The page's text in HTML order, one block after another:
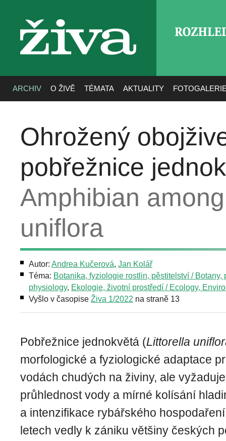
živa
ARCHIV O ŽIVĚ TÉMATA AKTUALITY
Ohrožený
pobřežnice
Amphibian
uniflora
Autor: Andrea Kučerová, Jan Kolář
Téma: Botanika, fyziologie rostlin, pěstitelství / Botany,
physiology, Ekologie, životní prostředí / Ecology,
Vyšlo v časopise Živa 1/2022 na straně 13
Pobřežnice jednokvětá (Littorella
morfologické a fyziologické adaptace
vodách chudých na živiny, ale
průhlednost vody a mírné kolísání
a intenzifikace rybářského
letech vedly k zániku většiny českých